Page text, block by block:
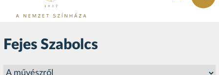
Fejes Szabolcs